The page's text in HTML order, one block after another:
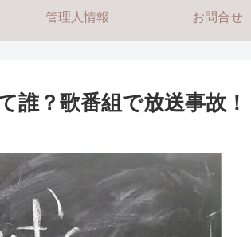
管理人情報 お問合せ
誰？歌番組で放送事故